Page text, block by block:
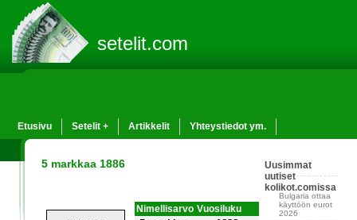
setelit.com
Etusivu Setelit + Artikkelit Yhteystiedot ym.
5 markkaa 1886
Nimellisarvo Vuosiluku
Uusimmat
uutiset
kolikot.comissa
Bulgaria ottaa
käyttöön eurot
2026